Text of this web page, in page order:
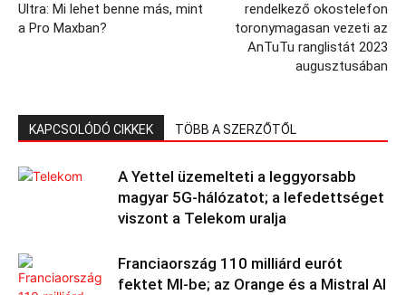
Ultra: Mi lehet benne más, mint
a Pro Maxban?
rendelkező okostelefon
toronymagasan vezeti az
AnTuTu ranglistát 2023
augusztusában
KAPCSOLÓDÓ CIKKEK TÖBB A SZERZŐTŐL
A Yettel üzemelteti a leggyorsabb
magyar 5G-hálózatot; a lefedettséget
viszont a Telekom uralja
Franciaország 110 milliárd eurót
fektet MI-be; az Orange és a Mistral AI